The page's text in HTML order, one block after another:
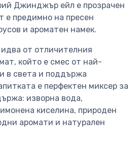
Джинджър ейл е прозрачен
е предимно на пресен
и ароматен намек.
от отличителния
който е смес от най-
в света и поддържа
е перфектен миксер за
изворна вода,
киселина, природен
аромати и натурален